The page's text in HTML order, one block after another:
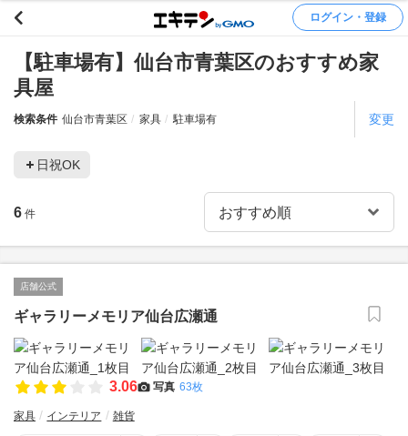
ログイン・登録
【駐車場有】仙台市青葉区のおすすめ家
具屋
検索条件 仙台市青葉区 家具 駐車場有 変更
日祝OK
6 件
店舗公式
ギャラリーメモリア仙台広瀬通
3.06 写真 63枚
家具 インテリア 雑貨